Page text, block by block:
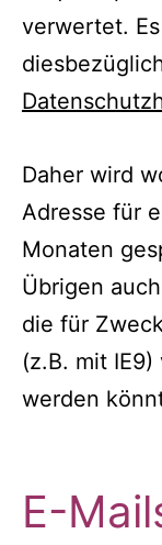
verwertet.
Daher wird
Adresse für
Monaten
Übrigen
die für
(z.B. mit
werden
E-